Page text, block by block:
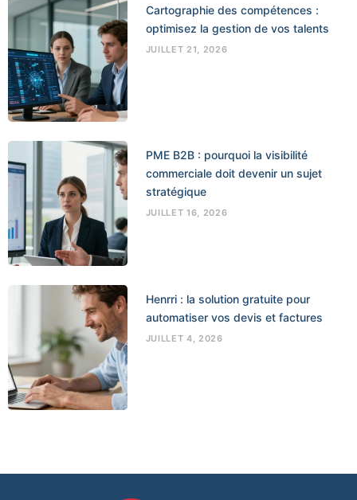
Cartographie des compétences :
optimisez la gestion de vos talents
JUILLET 21, 2026
PME B2B : pourquoi la visibilité
commerciale doit devenir un sujet
stratégique
JUILLET 16, 2026
Henrri : la solution gratuite pour
automatiser vos devis et factures
JUILLET 4, 2026